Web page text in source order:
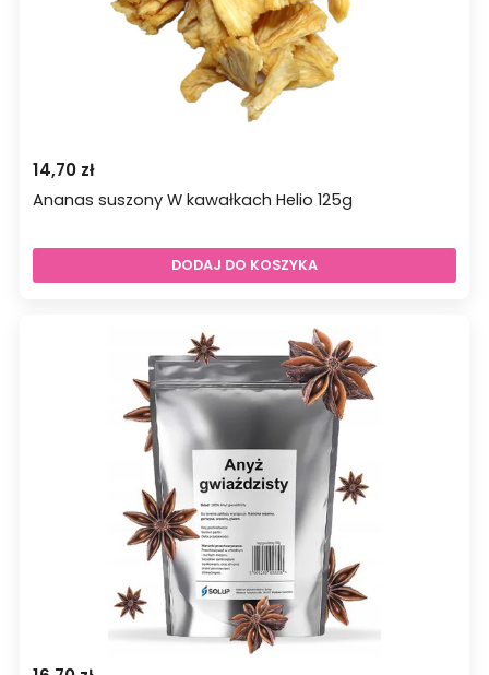
14,70 zł
Ananas suszony W kawałkach Helio 125g
DODAJ DO KOSZYKA